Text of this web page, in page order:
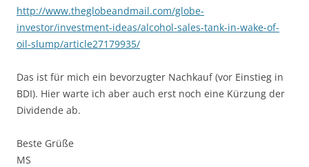
http://www.theglobeandmail.com/globe-
investor/investment-ideas/alcohol-sales-tank-in-wake-of-
oil-slump/article27179935/
Das ist für mich ein bevorzugter Nachkauf (vor Einstieg in
BDI). Hier warte ich aber auch erst noch eine Kürzung der
Dividende ab.
Beste Grüße
MS